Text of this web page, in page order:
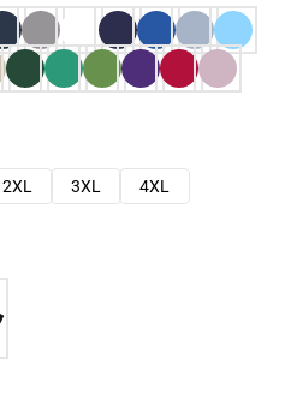
2XL 3XL
4XL